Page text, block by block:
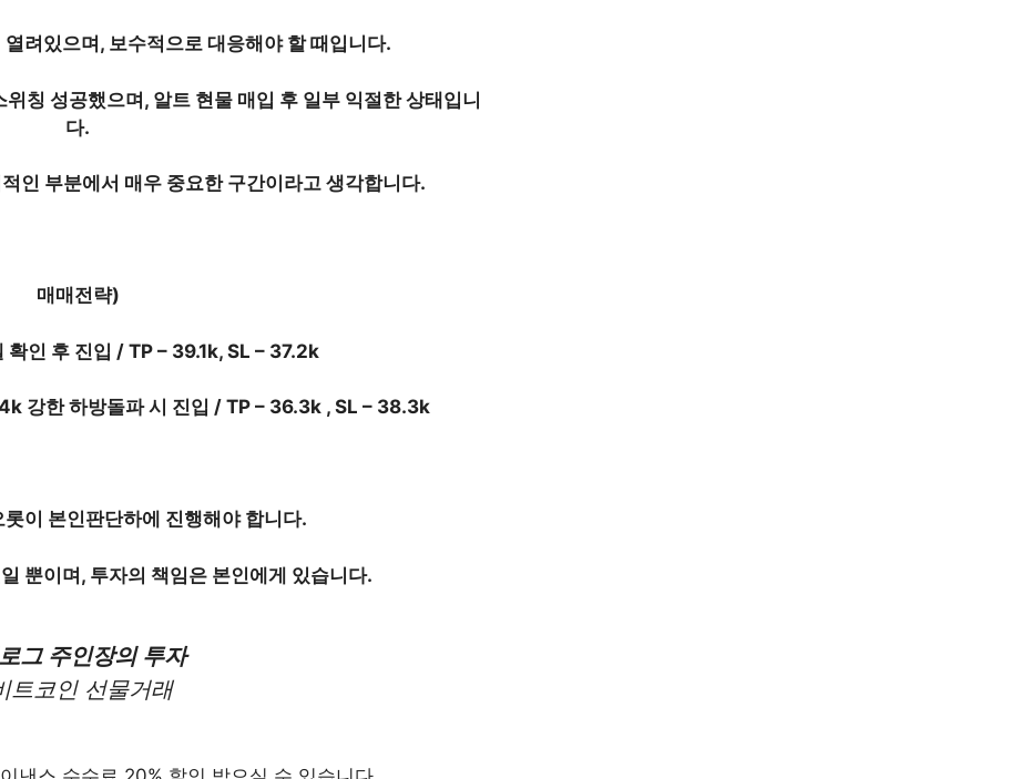
려있으며, 보수적으로 대응해야 할 때입니다.
칭 성공했으며, 알트 현물 매입 후 일부 익절한 상태입니
다.
인 부분에서 매우 중요한 구간이라고 생각합니다.
매매전략)
확인 후 진입 / TP – 39.1k, SL – 37.2k
강한 하방돌파 시 진입 / TP – 36.3k , SL – 38.3k
이 본인판단하에 진행해야 합니다.
뿐이며, 투자의 책임은 본인에게 있습니다.
그 주인장의 투자
트코인 선물거래